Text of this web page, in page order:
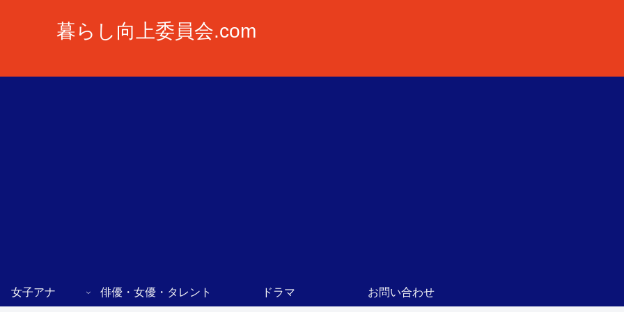
暮らし向上委員会.com
女子アナ 俳優・女優・タレント ドラマ お問い合わせ